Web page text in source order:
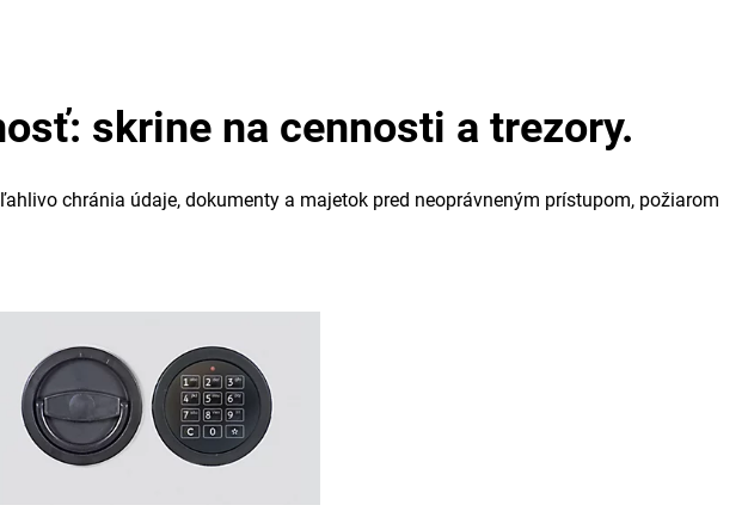
skrine na cennosti a trezory.
chránia údaje, dokumenty a majetok pred neoprávneným prístupom, požiarom